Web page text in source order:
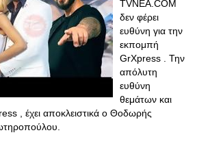
TVNEA.COM
δεν φέρει
ευθύνη για την
εκπομπή
GrXpress . Την
απόλυτη
ευθύνη
θεμάτων και
, έχει αποκλειστικά ο Θοδωρής